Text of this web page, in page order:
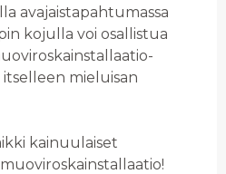
avajaistapahtumassa
kojulla voi osallistua
mieluisan
kainuulaiset